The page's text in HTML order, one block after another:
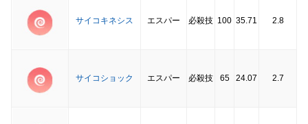
サイコキネシス エスパー 必殺技 100 35.71 2.8
サイコショック エスパー 必殺技 65 24.07 2.7